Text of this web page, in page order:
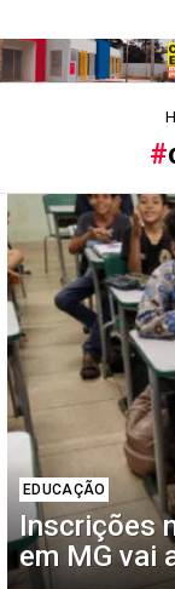
Latest
stories
EDUCAÇÃO
Inscrições
em MG vai